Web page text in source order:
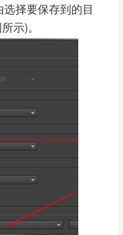
择要保存到的目
示)。